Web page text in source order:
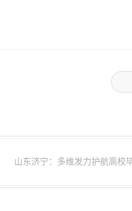
山东济宁：多维发力护航高校